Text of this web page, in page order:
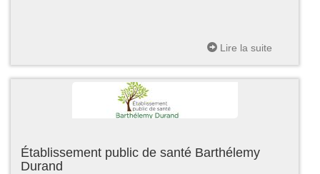
Lire la suite
Établissement public de santé Barthélemy
Durand